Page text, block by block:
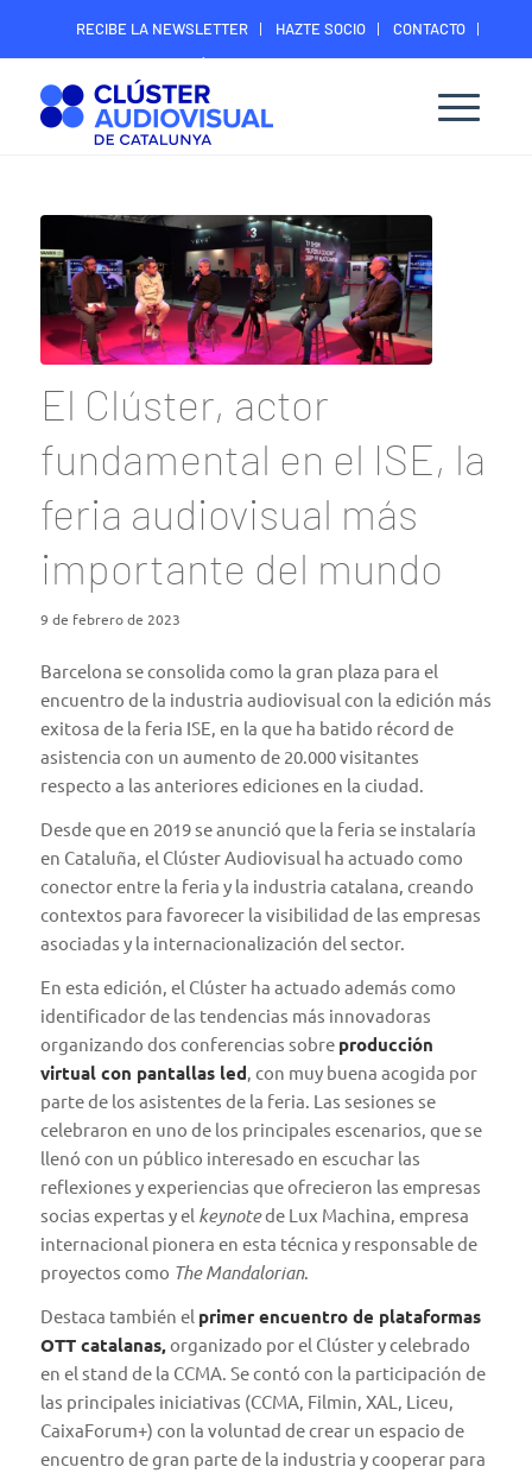
RECIBE LA NEWSLETTER HAZTE SOCIO
CONTACTO
ÁREA DIGITAL SOCIOS
El Clúster, actor
fundamental en el ISE, la
feria audiovisual más
importante del mundo
9 de febrero de 2023
Barcelona se consolida como la gran plaza para el
encuentro de la industria audiovisual con la edición más
exitosa de la feria ISE, en la que ha batido récord de
asistencia con un aumento de 20.000 visitantes
respecto a las anteriores ediciones en la ciudad.
Desde que en 2019 se anunció que la feria se instalaría
en Cataluña, el Clúster Audiovisual ha actuado como
conector entre la feria y la industria catalana, creando
contextos para favorecer la visibilidad de las empresas
asociadas y la internacionalización del sector.
En esta edición, el Clúster ha actuado además como
identificador de las tendencias más innovadoras
organizando dos conferencias sobre producción
virtual con pantallas led, con muy buena acogida por
parte de los asistentes de la feria. Las sesiones se
celebraron en uno de los principales escenarios, que se
llenó con un público interesado en escuchar las
reflexiones y experiencias que ofrecieron las empresas
socias expertas y el keynotede Lux Machina, empresa
internacional pionera en esta técnica y responsable de
proyectos como The Mandalorian.
Destaca también el primer encuentro de plataformas
OTT catalanas,organizado por el Clúster y celebrado
en el stand de la CCMA. Se contó con la participación de
las principales iniciativas (CCMA, Filmin, XAL, Liceu,
CaixaForum+) con la voluntad de crear un espacio de
encuentro de gran parte de la industria y cooperar para